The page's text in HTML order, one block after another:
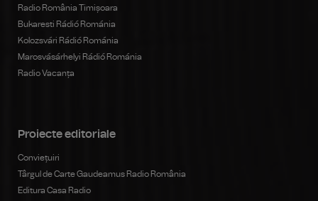
Radio România Timișoara
Bukaresti Rádió Románia
Kolozsvári Rádió Románia
Marosvásárhelyi Rádió Románia
Radio Vacanța
Proiecte editoriale
Conviețuiri
Târgul de Carte Gaudeamus Radio România
Editura Casa Radio